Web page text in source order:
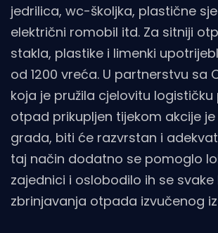
jedrilica, wc-školjka, plastične
električni romobil itd. Za sitniji
stakla, plastike i limenki
od 1200 vreća. U partnerstvu sa
koja je pružila cjelovitu
otpad prikupljen tijekom akcije je
grada, biti će razvrstan i
taj način dodatno se pomoglo
zajednici i oslobodilo ih se
zbrinjavanja otpada izvučenog